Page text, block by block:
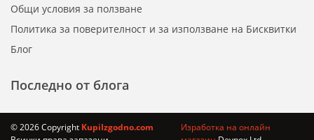
Общи условия за ползване
Политика за поверителност и за използване на Бисквитки
Блог
Последно от блога
© 2026 Copyright KupiIzgodno.com
Изработка на онлайн